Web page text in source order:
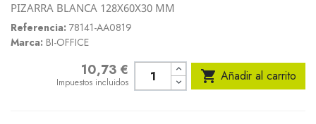
PIZARRA BLANCA 128X60X30 MM
Referencia: 78141-AA0819
Marca: BI-OFFICE
Precio10,73 €
Impuestos incluidos  Añadir al carrito